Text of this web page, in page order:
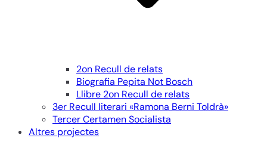
2on Recull de relats
Biografia Pepita Not Bosch
Llibre 2on Recull de relats
3er Recull literari «Ramona Berni Toldrà»
Tercer Certamen Socialista
Altres projectes